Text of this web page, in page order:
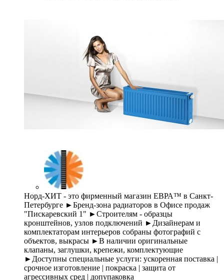
Норд-ХИТ - это фирменный магазин ЕВРА™ в Санкт-
Петербурге ►Бренд-зона радиаторов в Офисе продаж
"Пискаревский 1" ►Строителям - образцы
кронштейнов, узлов подключений ►Дизайнерам и
комплектаторам интерьеров собраны фотографий с
объектов, выкрасы ►В наличии оригинальные
клапаны, заглушки, крепежи, комплектующие
►Доступны специальные услуги: ускоренная поставка |
срочное изготовление | покраска | защита от
агрессивных сред | допупаковка